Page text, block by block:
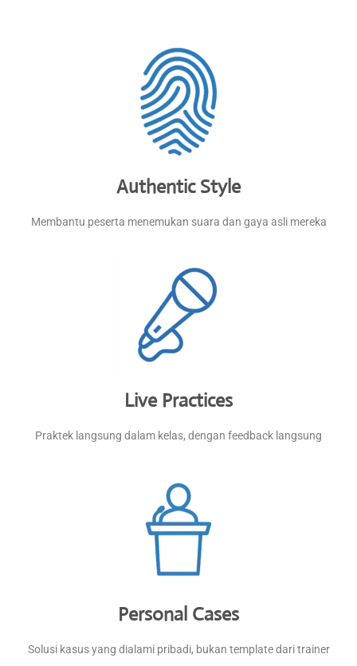
Authentic Style
Membantu peserta menemukan suara dan gaya asli mereka
Live Practices
Praktek langsung dalam kelas, dengan feedback langsung
Personal Cases
Solusi kasus yang dialami pribadi, bukan template dari trainer